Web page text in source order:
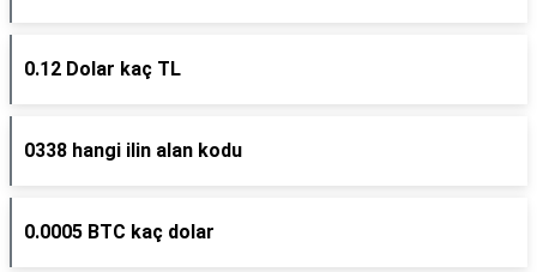
0.12 Dolar kaç TL
0338 hangi ilin alan kodu
0.0005 BTC kaç dolar